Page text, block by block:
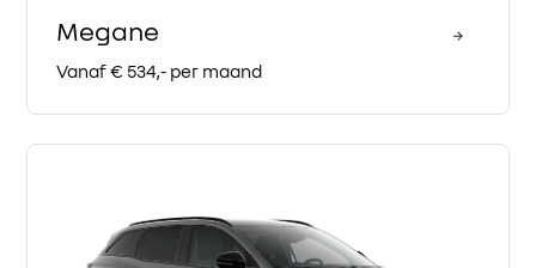
Megane
Vanaf € 534,- per maand